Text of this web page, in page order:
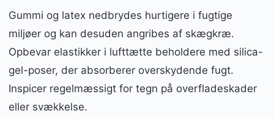
Gummi og latex nedbrydes hurtigere i fugtige
miljøer og kan desuden angribes af skægkræ.
Opbevar elastikker i lufttætte beholdere med silica-
gel-poser, der absorberer overskydende fugt.
Inspicer regelmæssigt for tegn på overfladeskader
eller svækkelse.